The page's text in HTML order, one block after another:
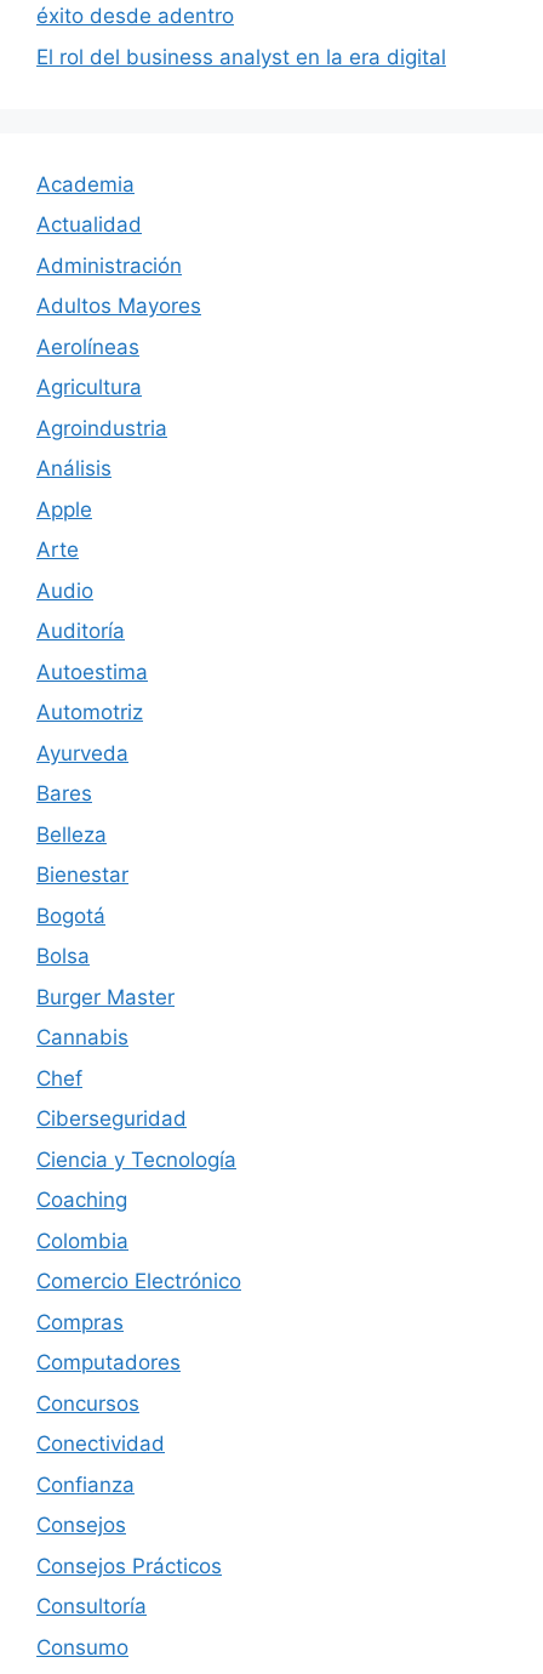
éxito desde adentro
El rol del business analyst en la era digital
Academia
Actualidad
Administración
Adultos Mayores
Aerolíneas
Agricultura
Agroindustria
Análisis
Apple
Arte
Audio
Auditoría
Autoestima
Automotriz
Ayurveda
Bares
Belleza
Bienestar
Bogotá
Bolsa
Burger Master
Cannabis
Chef
Ciberseguridad
Ciencia y Tecnología
Coaching
Colombia
Comercio Electrónico
Compras
Computadores
Concursos
Conectividad
Confianza
Consejos
Consejos Prácticos
Consultoría
Consumo